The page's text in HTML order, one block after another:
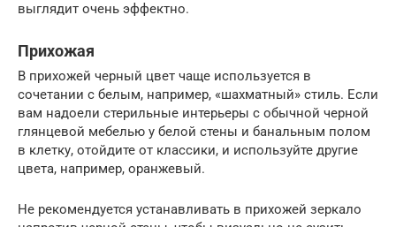
выглядит очень эффектно.
Прихожая
В прихожей черный цвет чаще используется в
сочетании с белым, например, «шахматный» стиль. Если
вам надоели стерильные интерьеры с обычной черной
глянцевой мебелью у белой стены и банальным полом
в клетку, отойдите от классики, и используйте другие
цвета, например, оранжевый.
Не рекомендуется устанавливать в прихожей зеркало